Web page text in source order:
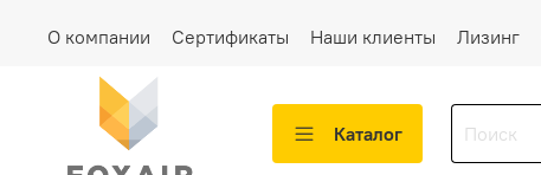
О компании Сертификаты Наши клиенты Лизинг
Каталог